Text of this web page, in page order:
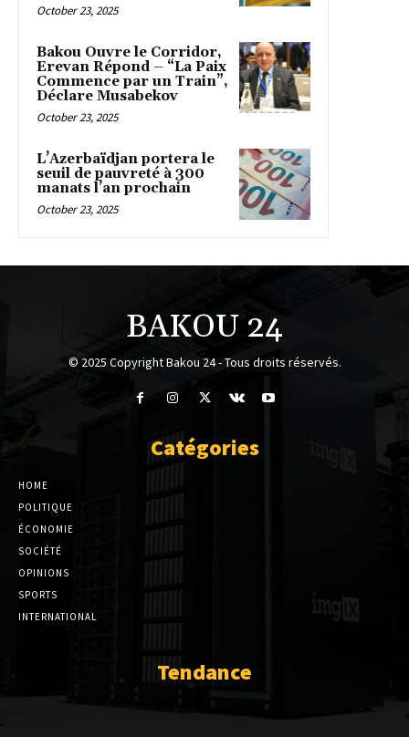
October 23, 2025
Bakou Ouvre le Corridor,
Erevan Répond – “La Paix
Commence par un Train”,
Déclare Musabekov
October 23, 2025
L’Azerbaïdjan portera le
seuil de pauvreté à 300
manats l’an prochain
October 23, 2025
BAKOU 24
© 2025 Copyright Bakou 24 - Tous droits réservés.
Catégories
HOME
POLITIQUE
ÉCONOMIE
SOCIÉTÉ
OPINIONS
SPORTS
INTERNATIONAL
Tendance